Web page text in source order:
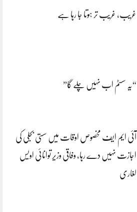
غریب، غریب تر ہوتا جا رہا ہے
“یہ سسٹم اب نہیں چلے گا”
آئی ایم ایف مخصوص اوقات میں سستی بجلی کی
اجازت نہیں دے رہا، وفاقی وزیر توانائی اویس
لغاری